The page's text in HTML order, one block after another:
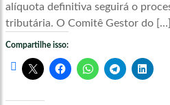
alíquota definitiva seguirá o
tributária. O Comitê Gestor do […]
Compartilhe isso: